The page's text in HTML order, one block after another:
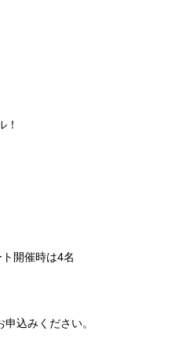
開催時は4名
込みください。